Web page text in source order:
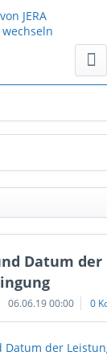
Datum der
06.06.19 00:00 0